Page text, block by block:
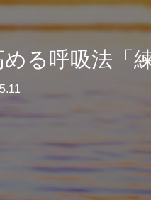
る呼吸法「練